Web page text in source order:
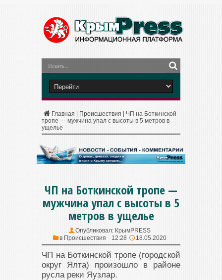
Главная Происшествия
ЧП на Боткинской
тропе — мужчина упал с высоты в 5 метров в
ущелье
ЧП на Боткинской тропе —
мужчина упал с высоты в 5
метров в ущелье
Опубликовал: КрымPRESS
в Происшествия 12:28 18.05.2020
ЧП на Боткинской тропе (городской
округ Ялта) произошло в районе
русла реки Яузлар.